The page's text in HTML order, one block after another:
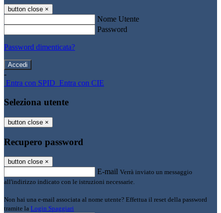
button close ×
Nome Utente
Password
Password dimenticata?
-
Entra con SPID Entra con CIE
Seleziona utente
button close ×
Recupero password
button close ×
E-mail Verrà inviato un messaggio
all'indirizzo indicato con le istruzioni necessarie.
Non hai una e-mail associata al nome utente? Effettua il reset della password
tramite la Login Spaggiari